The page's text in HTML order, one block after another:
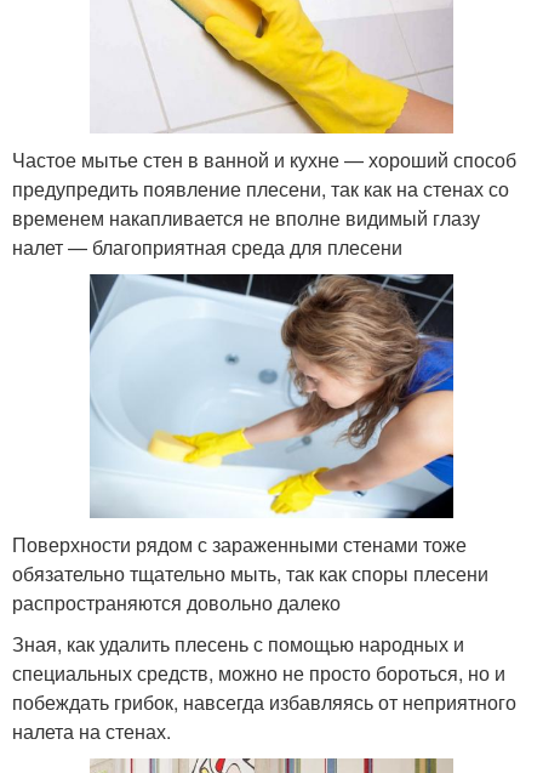
Частое мытье стен в ванной и кухне — хороший способ
предупредить появление плесени, так как на стенах со
временем накапливается не вполне видимый глазу
налет — благоприятная среда для плесени
Поверхности рядом с зараженными стенами тоже
обязательно тщательно мыть, так как споры плесени
распространяются довольно далеко
Зная, как удалить плесень с помощью народных и
специальных средств, можно не просто бороться, но и
побеждать грибок, навсегда избавляясь от неприятного
налета на стенах.